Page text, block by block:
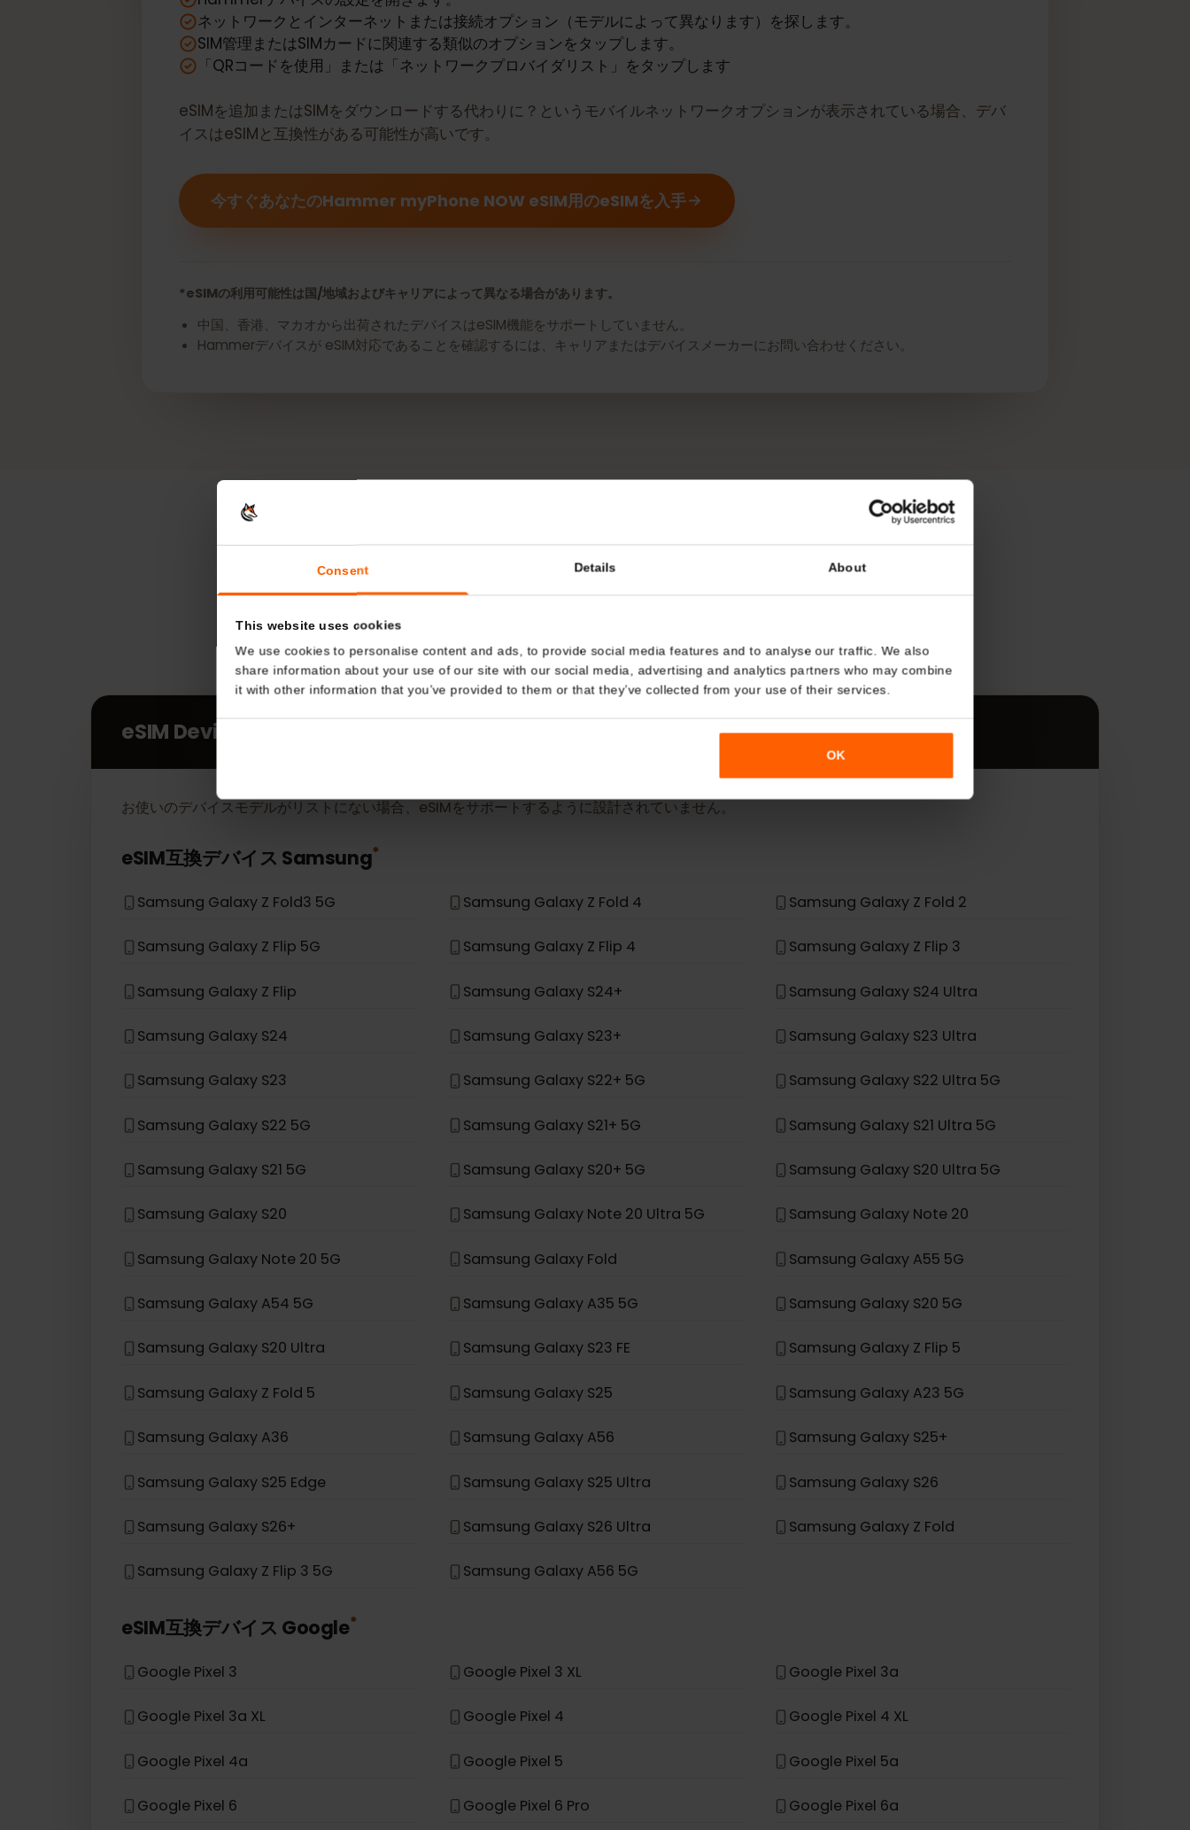
Consent Details About
We use cookies to personalise content and ads, to provide social media features and to analyse our traffic. We also
share information about your use of our site with our social media, advertising and analytics partners who may combine
it with other information that you’ve provided to them or that they’ve collected from your use of their services.
特定のキャリアやネットワークに制限されていないことを確認しましょう：
Hammerデバイスの設定を開きます。
SIM管理またはSIMカードに関連する類似のオプションをタップします。
「QRコードを使用」または「ネットワークプロバイダリスト」をタップします
eSIMを追加またはSIMをダウンロードする代わりに？というモバイルネットワークオプションが表示されている場合、デバ
イスはeSIMと互換性がある可能性が高いです。
今すぐあなたのHammer myPhone NOW eSIM用のeSIMを入手
詳細
eSIM Devices
eSIM Devices
Samsung Galaxy Z Flip Samsung Galaxy S24+ Samsung Galaxy S24 Ultra
Samsung Galaxy S24 Samsung Galaxy S23+ Samsung Galaxy S23 Ultra
Samsung Galaxy S23 Samsung Galaxy S22+ 5G Samsung Galaxy S22 Ultra 5G
Samsung Galaxy S22 5G Samsung Galaxy S21+ 5G Samsung Galaxy S21 Ultra 5G
Samsung Galaxy S21 5G Samsung Galaxy S20+ 5G Samsung Galaxy S20 Ultra 5G
Samsung Galaxy S20 Samsung Galaxy Note 20 Ultra 5G Samsung Galaxy Note 20
Samsung Galaxy Note 20 5G Samsung Galaxy Fold Samsung Galaxy A55 5G
Samsung Galaxy A54 5G Samsung Galaxy A35 5G Samsung Galaxy S20 5G
Samsung Galaxy S20 Ultra Samsung Galaxy S23 FE Samsung Galaxy Z Flip 5
Samsung Galaxy Z Fold 5 Samsung Galaxy S25 Samsung Galaxy A23 5G
Samsung Galaxy A36 Samsung Galaxy A56
Samsung Galaxy S25 Edge
Samsung Galaxy S26+ Samsung Galaxy S26 Ultra Samsung Galaxy Z Fold
Samsung Galaxy Z Flip 3 5G Samsung Galaxy A56 5G